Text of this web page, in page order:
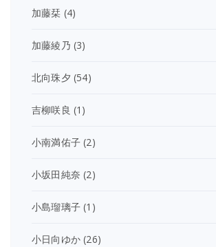
加藤栞 (4)
加藤綾乃 (3)
北向珠夕 (54)
吉柳咲良 (1)
小南満佑子 (2)
小坂田純奈 (2)
小島瑠璃子 (1)
小日向ゆか (26)